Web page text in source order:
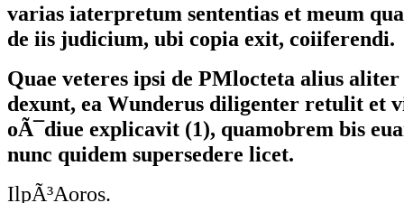
varias iaterpretum sententias et meum
de iis judicium, ubi copia exit, coiiferendi.
Quae veteres ipsi de PMlocteta alius
dexunt, ea Wunderus diligenter retulit et
oÃ¯diue explicavit (1), quamobrem bis
nunc quidem supersedere licet.
IlpÃ³Aoros.